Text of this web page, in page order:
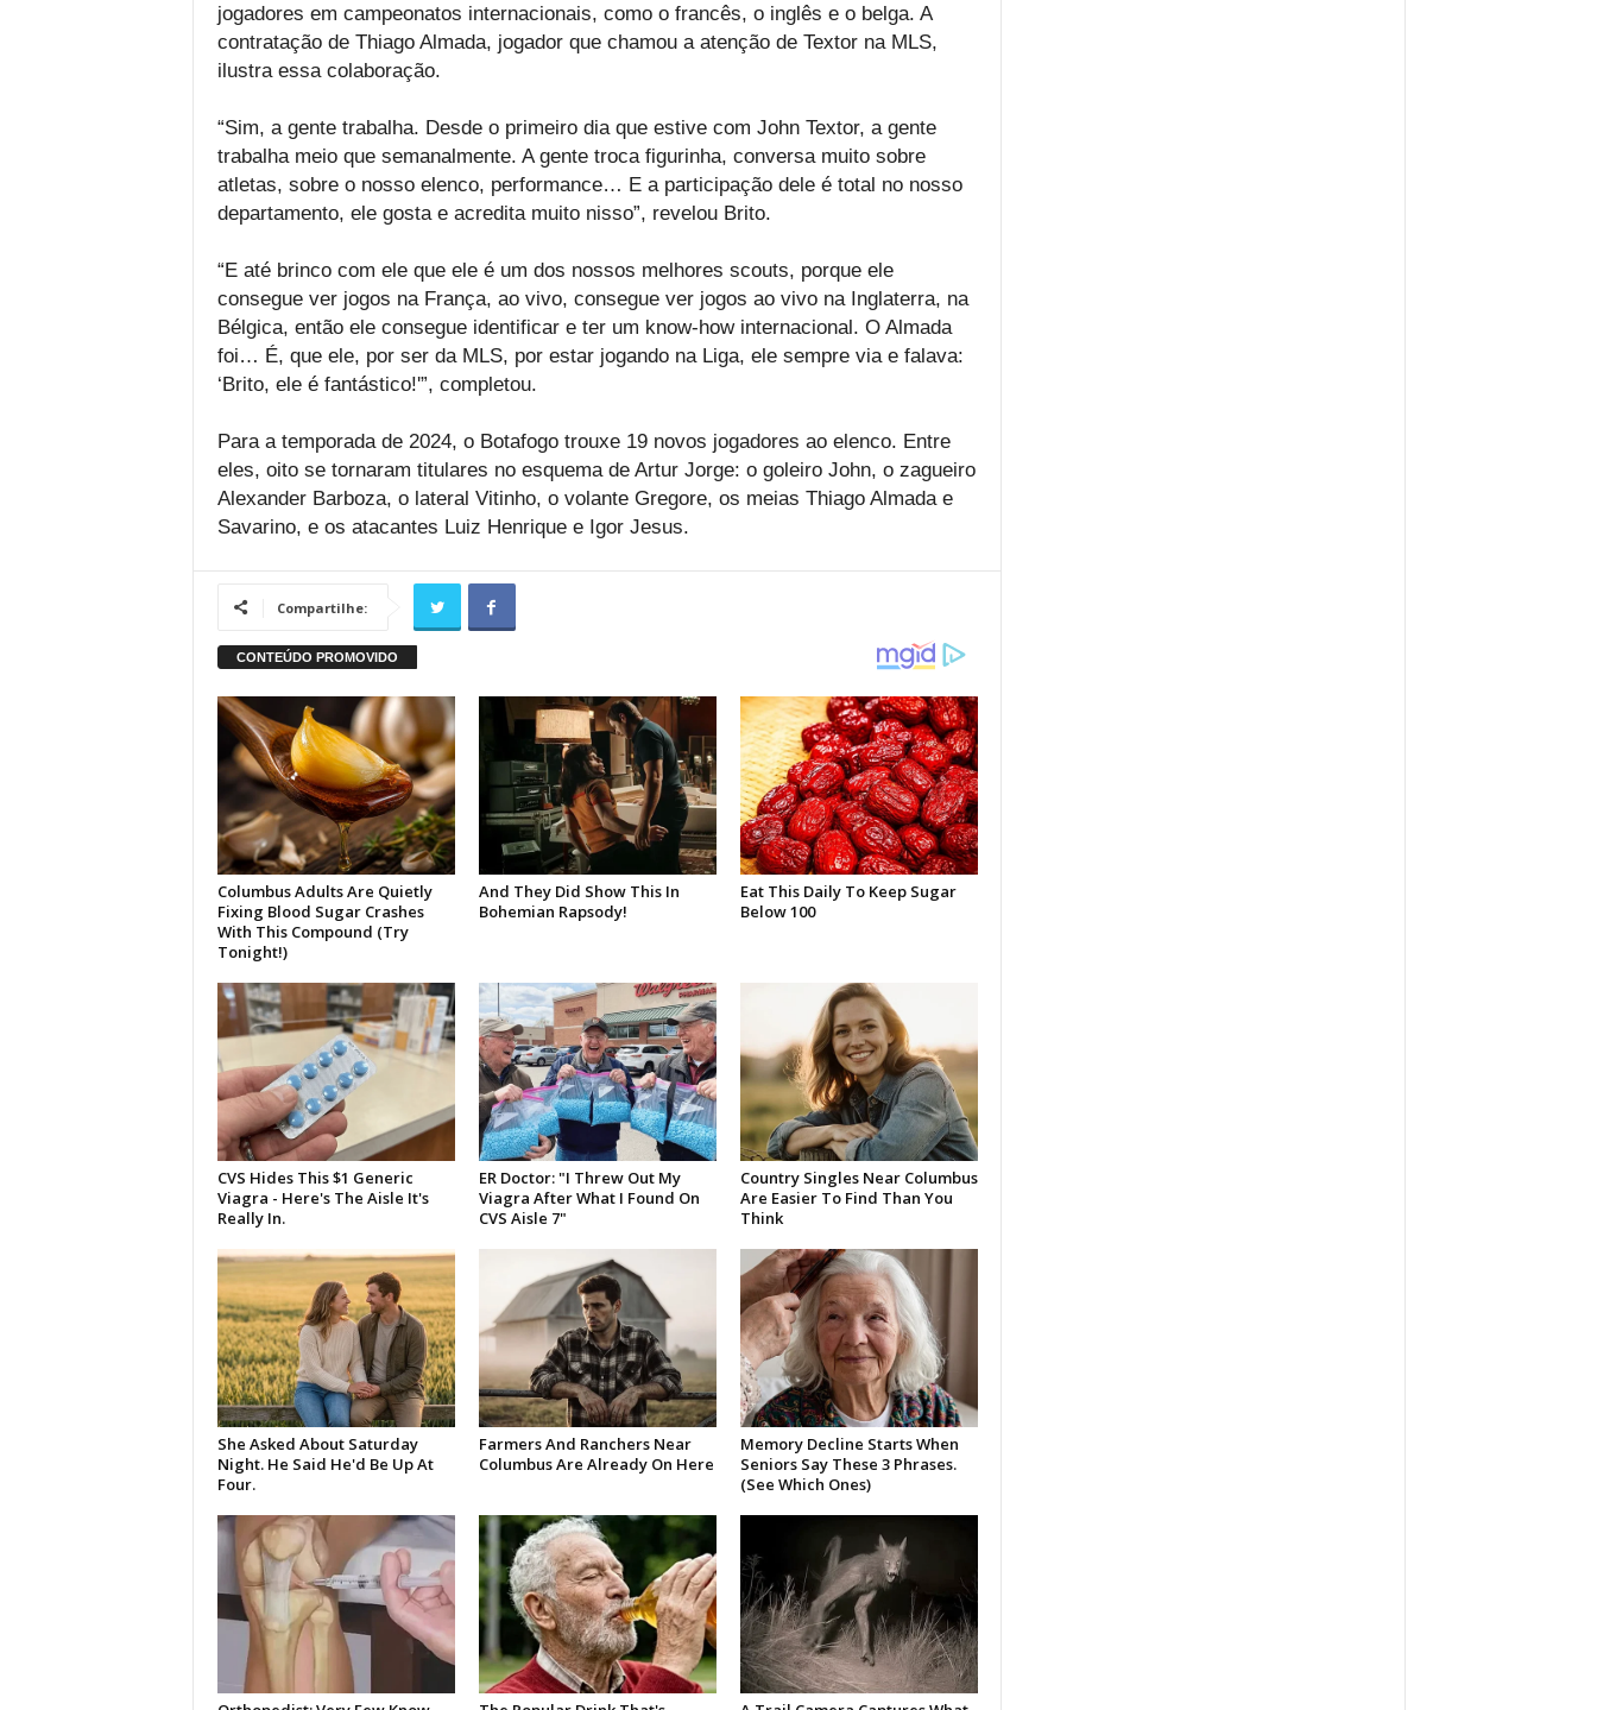
jogadores em campeonatos internacionais, como o francês, o inglês e o belga. A
contratação de Thiago Almada, jogador que chamou a atenção de Textor na MLS,
ilustra essa colaboração.
“Sim, a gente trabalha. Desde o primeiro dia que estive com John Textor, a gente
trabalha meio que semanalmente. A gente troca figurinha, conversa muito sobre
atletas, sobre o nosso elenco, performance… E a participação dele é total no nosso
departamento, ele gosta e acredita muito nisso”, revelou Brito.
“E até brinco com ele que ele é um dos nossos melhores scouts, porque ele
consegue ver jogos na França, ao vivo, consegue ver jogos ao vivo na Inglaterra, na
Bélgica, então ele consegue identificar e ter um know-how internacional. O Almada
foi… É, que ele, por ser da MLS, por estar jogando na Liga, ele sempre via e falava:
‘Brito, ele é fantástico!'”, completou.
Para a temporada de 2024, o Botafogo trouxe 19 novos jogadores ao elenco. Entre
eles, oito se tornaram titulares no esquema de Artur Jorge: o goleiro John, o zagueiro
Alexander Barboza, o lateral Vitinho, o volante Gregore, os meias Thiago Almada e
Savarino, e os atacantes Luiz Henrique e Igor Jesus.
Compartilhe: